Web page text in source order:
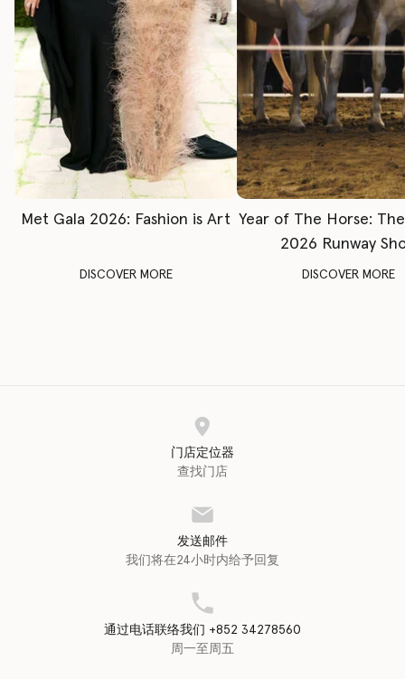
Met Gala 2026: Fashion is Art
DISCOVER MORE
Year of The Horse:
2026 Runway
DISCOVER MORE
门店定位器
查找门店
发送邮件
我们将在24小时内给予回复
通过电话联络我们 +852 34278560
周一至周五